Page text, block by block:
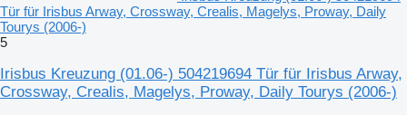
Tür für Irisbus Arway, Crossway, Crealis, Magelys, Proway, Daily
Tourys (2006-)
5
Irisbus Kreuzung (01.06-) 504219694 Tür für Irisbus Arway,
Crossway, Crealis, Magelys, Proway, Daily Tourys (2006-)